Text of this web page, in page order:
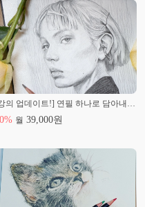
[강의 업데이트!] 연필 하나로 담아내는 섬세함, 인물 드로잉
% 월 39,000원